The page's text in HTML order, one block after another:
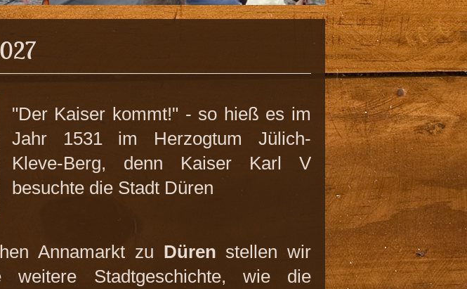
"Der Kaiser kommt!" - so hieß es im
Jahr 1531 im Herzogtum Jülich-
Kleve-Berg, denn Kaiser Karl V
besuchte die Stadt Düren
Annamarkt zu Düren stellen wir
weitere Stadtgeschichte, wie die